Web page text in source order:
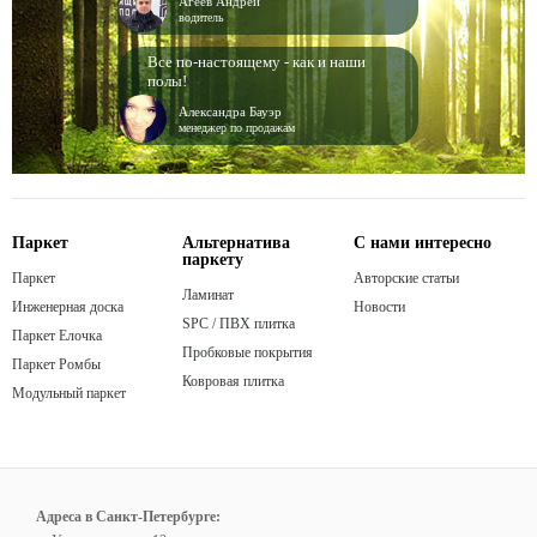
водитель
Все по-настоящему - как и наши
полы!
Александра Бауэр
менеджер по продажам
Паркет
Паркет
Инженерная доска
Паркет Елочка
Паркет Ромбы
Модульный паркет
Альтернатива
паркету
Ламинат
SPC / ПВХ плитка
Пробковые покрытия
Ковровая плитка
С нами интересно
Авторские статьи
Новости
Адреса в Санкт-Петербурге: